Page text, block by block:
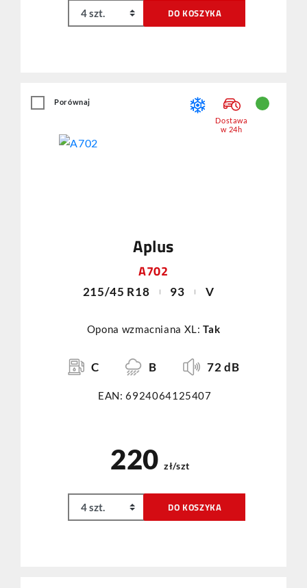
DO KOSZYKA
Aplus
A702
215/45 R18 93 V
Opona wzmacniana XL:Tak
C B 72 dB
EAN: 6924064125407
Porównaj
Dostawa
w 24h
220 zł/szt
DO KOSZYKA